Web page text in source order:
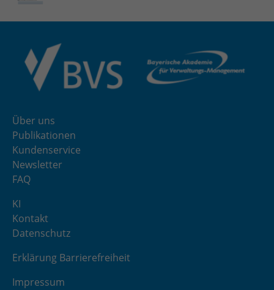
Über uns
Publikationen
Kundenservice
Newsletter
FAQ
KI
Kontakt
Datenschutz
Erklärung Barrierefreiheit
Impressum